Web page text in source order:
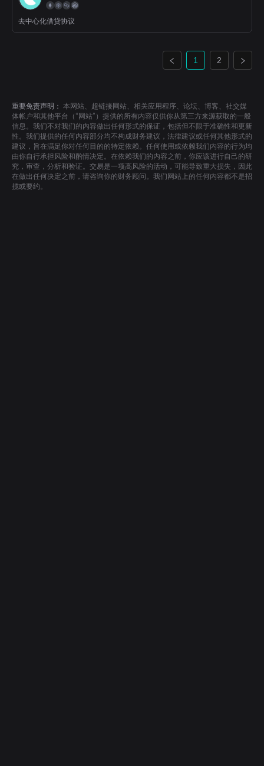
去中心化借贷协议
1 2
重要免责声明： 本网站、超链接网站、相关应用程序、论坛、博客、社交媒
体帐户和其他平台（“网站”）提供的所有内容仅供你从第三方来源获取的一般
信息。我们不对我们的内容做出任何形式的保证，包括但不限于准确性和更新
性。我们提供的任何内容部分均不构成财务建议，法律建议或任何其他形式的
建议，旨在满足你对任何目的的特定依赖。任何使用或依赖我们内容的行为均
由你自行承担风险和酌情决定。在依赖我们的内容之前，你应该进行自己的研
究，审查，分析和验证。交易是一项高风险的活动，可能导致重大损失，因此
在做出任何决定之前，请咨询你的财务顾问。我们网站上的任何内容都不是招
揽或要约。